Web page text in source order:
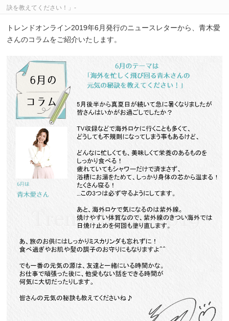
訣を教えてください！」-
トレンドオンライン2019年6月発行のニュースレターから、青木愛
さんのコラムをご紹介いたします。